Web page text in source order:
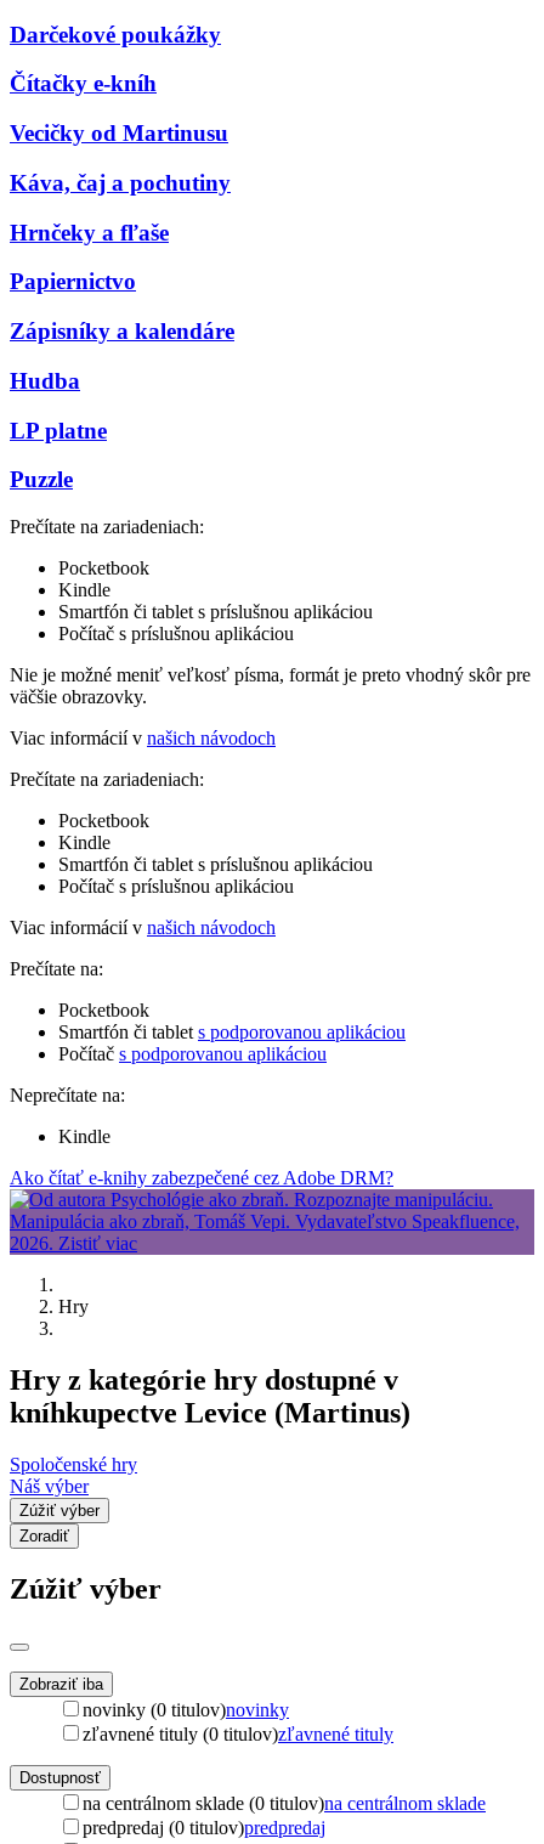
Darčekové poukážky
Čítačky e-kníh
Vecičky od Martinusu
Káva, čaj a pochutiny
Hrnčeky a fľaše
Papiernictvo
Zápisníky a kalendáre
Hudba
LP platne
Puzzle
Prečítate na zariadeniach:
Pocketbook
Kindle
Smartfón či tablet s príslušnou aplikáciou
Počítač s príslušnou aplikáciou
Nie je možné meniť veľkosť písma, formát je preto vhodný skôr pre
väčšie obrazovky.
Viac informácií v našich návodoch
Prečítate na zariadeniach:
Pocketbook
Kindle
Smartfón či tablet s príslušnou aplikáciou
Počítač s príslušnou aplikáciou
Viac informácií v našich návodoch
Prečítate na:
Pocketbook
Smartfón či tablet s podporovanou aplikáciou
Počítač s podporovanou aplikáciou
Neprečítate na:
Kindle
Ako čítať e-knihy zabezpečené cez Adobe DRM?
Hry
Hry z kategórie hry dostupné v
kníhkupectve Levice (Martinus)
Spoločenské hry
Náš výber
Zúžiť výber
Zoradiť
Zúžiť výber
Zobraziť iba
novinky (0 titulov)novinky
zľavnené tituly (0 titulov)zľavnené tituly
Dostupnosť
na centrálnom sklade (0 titulov)na centrálnom sklade
predpredaj (0 titulov)predpredaj